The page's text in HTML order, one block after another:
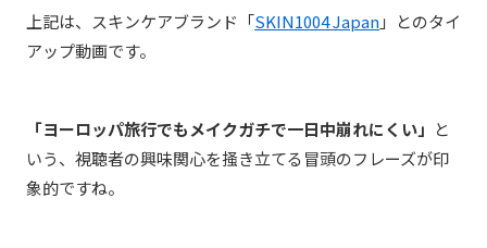
上記は、スキンケアブランド「SKIN1004 Japan」とのタイ
アップ動画です。
「ヨーロッパ旅行でもメイクガチで一日中崩れにくい」 と
いう、視聴者の興味関心を掻き立てる冒頭のフレーズが印
象的ですね。